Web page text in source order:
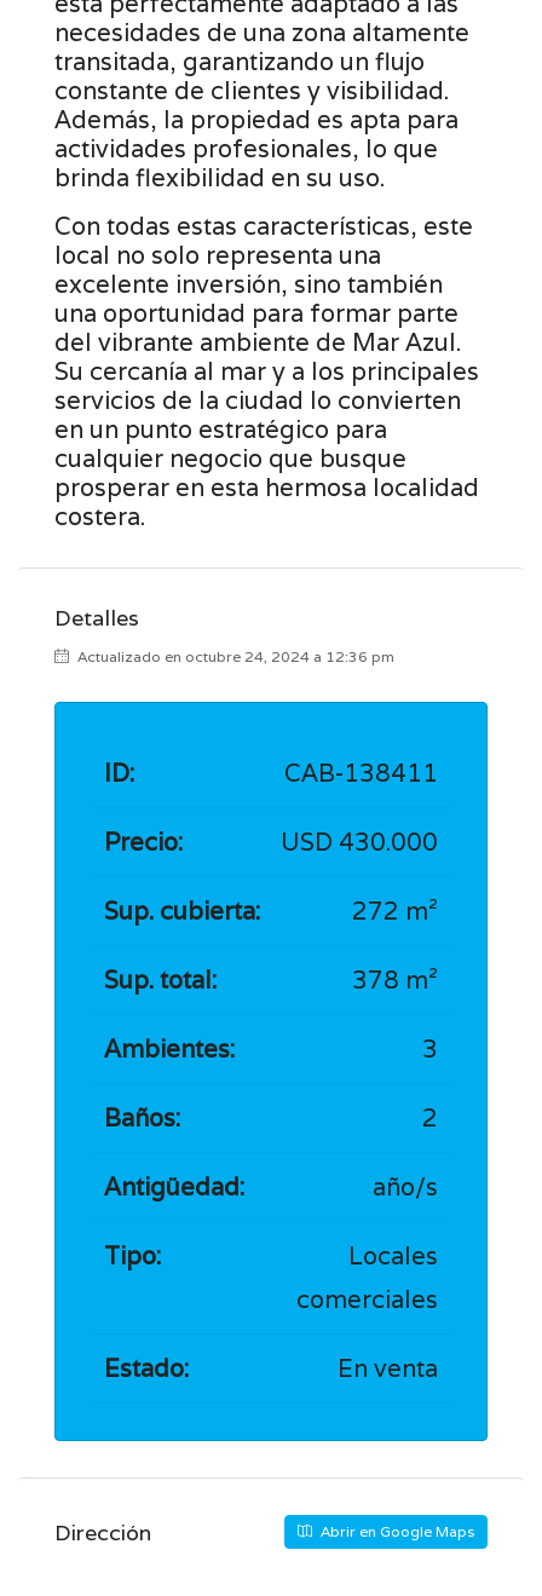
necesidades de una zona altamente
transitada, garantizando un flujo
constante de clientes y visibilidad.
Además, la propiedad es apta para
actividades profesionales, lo que
brinda flexibilidad en su uso.
Con todas estas características, este
local no solo representa una
excelente inversión, sino también
una oportunidad para formar parte
del vibrante ambiente de Mar Azul.
Su cercanía al mar y a los principales
servicios de la ciudad lo convierten
en un punto estratégico para
cualquier negocio que busque
prosperar en esta hermosa localidad
costera.
Detalles
Actualizado en octubre 24, 2024 a 12:36 pm
ID: CAB-138411
Precio: USD 430.000
Sup. cubierta: 272 m²
Sup. total: 378 m²
Ambientes: 3
Baños: 2
Antigüedad: año/s
Tipo:
Locales
comerciales
Estado: En venta
Dirección Abrir en Google Maps